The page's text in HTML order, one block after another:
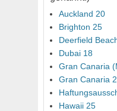
Auckland 20
Brighton 25
Deerfield
Dubai 18
Gran Canaria
Gran Canaria
Hawaii 25